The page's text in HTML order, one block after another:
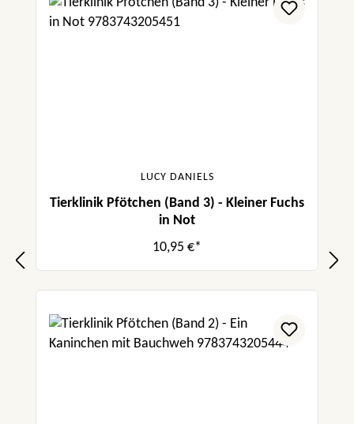
LUCY DANIELS
Tierklinik Pfötchen (Band 3) - Kleiner Fuchs
in Not
10,95 €*